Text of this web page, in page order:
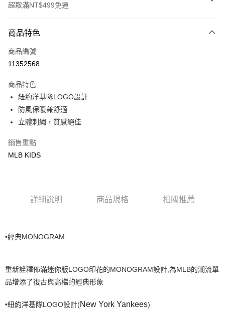
超取滿NT$499免運
信用卡一次付款
超商取貨付款
Apple Pay
街口支付
運送方式
全家取貨<不支援離島取退>
7-11取貨付款<未取貨列黑名單/不支援離島取退>
7-11取貨<不支援離島取退>
每筆NT$60，滿NT$499(含以上)免運費
宅配滿699免運
商品特色
商品編號
11352568
商品特色
紐約洋基隊LOGO設計
防風保暖兼舒適
立體刺繡，質感絕佳
銷售重點
MLB KIDS
詳細說明 商品規格 相關推薦
•經典MONOGRAM
重新詮釋佈滿迷你版LOGO印花的MONOGRAM設計,為MLB的潮流單
品增添了復古與高檔的經典形象
•紐約洋基隊LOGO設計(New York Yankees)